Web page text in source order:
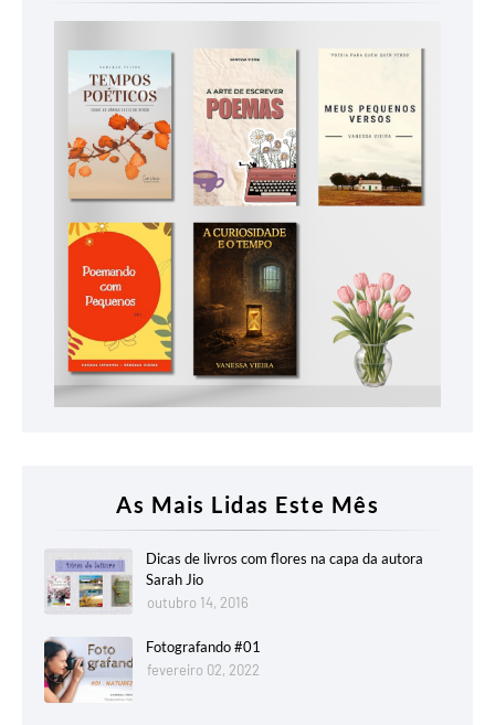
As Mais Lidas Este Mês
Dicas de livros com flores na capa da autora
Sarah Jio
outubro 14, 2016
Fotografando #01
fevereiro 02, 2022